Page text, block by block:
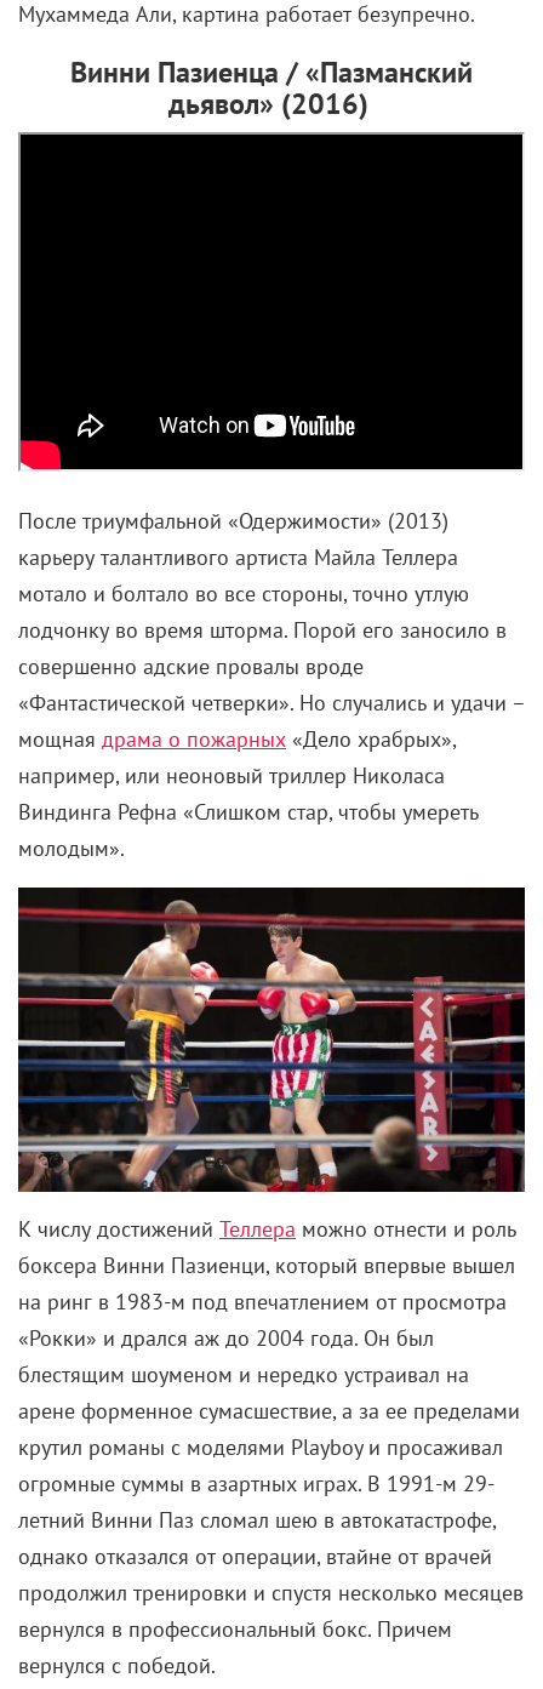
Мухаммеда Али, картина работает безупречно.
Винни Пазиенца / «Пазманский
дьявол» (2016)
После триумфальной «Одержимости» (2013)
карьеру талантливого артиста Майла Теллера
мотало и болтало во все стороны, точно утлую
лодчонку во время шторма. Порой его заносило в
совершенно адские провалы вроде
«Фантастической четверки». Но случались и удачи –
мощная драма о пожарных «Дело храбрых»,
например, или неоновый триллер Николаса
Виндинга Рефна «Слишком стар, чтобы умереть
молодым».
К числу достижений Теллера можно отнести и роль
боксера Винни Пазиенци, который впервые вышел
на ринг в 1983-м под впечатлением от просмотра
«Рокки» и дрался аж до 2004 года. Он был
блестящим шоуменом и нередко устраивал на
арене форменное сумасшествие, а за ее пределами
крутил романы с моделями Playboy и просаживал
огромные суммы в азартных играх. В 1991-м 29-
летний Винни Паз сломал шею в автокатастрофе,
однако отказался от операции, втайне от врачей
продолжил тренировки и спустя несколько месяцев
вернулся в профессиональный бокс. Причем
вернулся с победой.